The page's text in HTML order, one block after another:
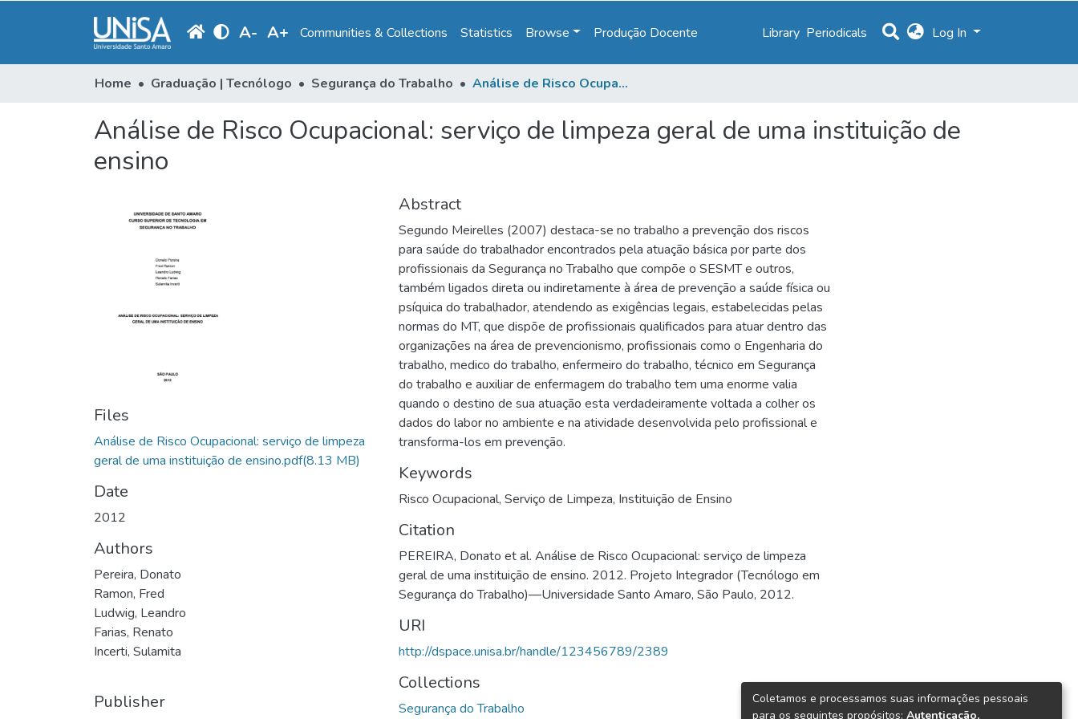
A- A+ Communities & Collections Statistics Browse Produção Docente Library Periodicals Log In
Home Graduação | Tecnólogo Segurança do Trabalho Análise de Risco Ocupacional: serviço de limpeza geral de uma instituição de ensino
Análise de Risco Ocupacional: serviço de limpeza geral de uma instituição de
ensino
Files
Análise de Risco Ocupacional: serviço de limpeza
geral de uma instituição de ensino.pdf(8.13 MB)
Date
2012
Authors
Pereira, Donato
Ramon, Fred
Ludwig, Leandro
Farias, Renato
Incerti, Sulamita
Publisher
Abstract
Segundo Meirelles (2007) destaca-se no trabalho a prevenção dos riscos
para saúde do trabalhador encontrados pela atuação básica por parte dos
profissionais da Segurança no Trabalho que compõe o SESMT e outros,
também ligados direta ou indiretamente à área de prevenção a saúde física ou
psíquica do trabalhador, atendendo as exigências legais, estabelecidas pelas
normas do MT, que dispõe de profissionais qualificados para atuar dentro das
organizações na área de prevencionismo, profissionais como o Engenharia do
trabalho, medico do trabalho, enfermeiro do trabalho, técnico em Segurança
do trabalho e auxiliar de enfermagem do trabalho tem uma enorme valia
quando o destino de sua atuação esta verdadeiramente voltada a colher os
dados do labor no ambiente e na atividade desenvolvida pelo profissional e
transforma-los em prevenção.
Keywords
Risco Ocupacional, Serviço de Limpeza, Instituição de Ensino
Citation
PEREIRA, Donato et al. Análise de Risco Ocupacional: serviço de limpeza
geral de uma instituição de ensino. 2012. Projeto Integrador (Tecnólogo em
Segurança do Trabalho)—Universidade Santo Amaro, São Paulo, 2012.
URI
http://dspace.unisa.br/handle/123456789/2389
Collections
Segurança do Trabalho
Coletamos e processamos suas informações pessoais
para os seguintes propósitos: Autenticação,